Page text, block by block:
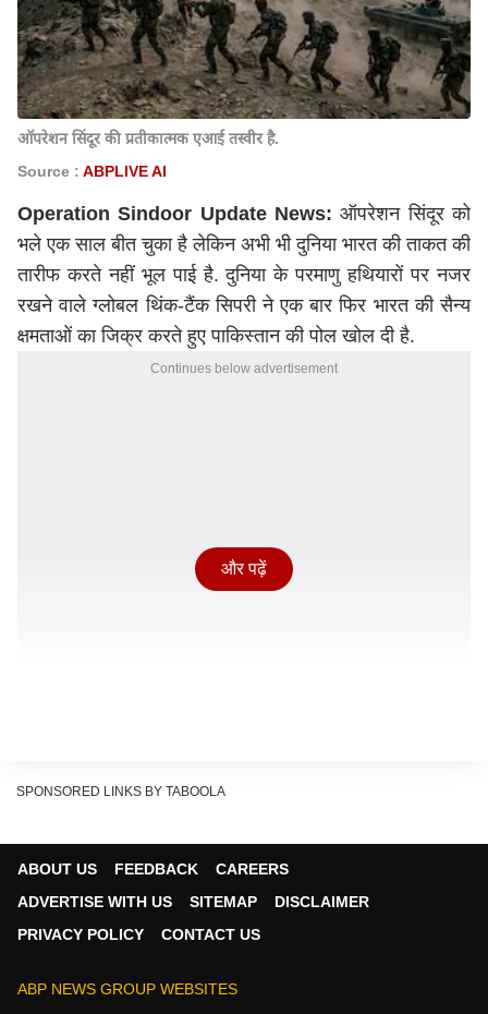
ऑपरेशन सिंदूर की प्रतीकात्मक एआई तस्वीर है.
Source : ABPLIVE AI
Operation Sindoor Update News: ऑपरेशन सिंदूर को
भले एक साल बीत चुका है लेकिन अभी भी दुनिया भारत की ताकत की
तारीफ करते नहीं भूल पाई है. दुनिया के परमाणु हथियारों पर नजर
रखने वाले ग्लोबल थिंक-टैंक सिपरी ने एक बार फिर भारत की सैन्य
क्षमताओं का जिक्र करते हुए पाकिस्तान की पोल खोल दी है.
Continues below advertisement
कमांड एंड कंट्रोल सेंटर को भी भारतीय वायुसेना ने टारगेट किया
और पढ़ें
SPONSORED LINKS BY TABOOLA
ABOUT US FEEDBACK
CAREERS
ADVERTISE WITH US
SITEMAP
DISCLAIMER
PRIVACY POLICY
CONTACT US
ABP NEWS GROUP WEBSITES